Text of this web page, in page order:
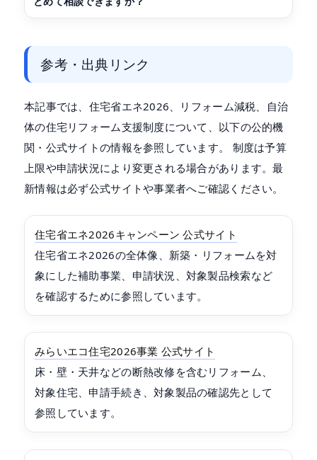
参考・出典リンク
本記事では、住宅省エネ2026、リフォーム減税、自治
体の住宅リフォーム支援制度について、以下の公的機
関・公式サイトの情報を参照しています。 制度は予算
上限や申請状況により変更される場合があります。最
新情報は必ず公式サイトや事業者へご確認ください。
住宅省エネ2026キャンペーン 公式サイト
住宅省エネ2026の全体像、新築・リフォームを対
象にした補助事業、申請状況、対象製品検索など
を確認するために参照しています。
みらいエコ住宅2026事業 公式サイト
床・壁・天井などの断熱改修を含むリフォーム、
対象住宅、申請手続き、対象製品の確認先として
参照しています。